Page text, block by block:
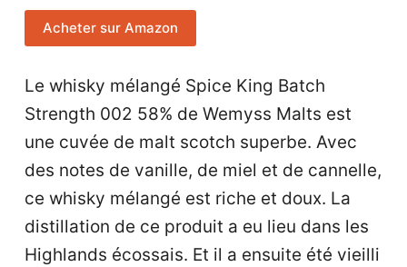
Acheter sur Amazon
Le whisky mélangé Spice King Batch
Strength 002 58% de Wemyss Malts est
une cuvée de malt scotch superbe. Avec
des notes de vanille, de miel et de cannelle,
ce whisky mélangé est riche et doux. La
distillation de ce produit a eu lieu dans les
Highlands écossais. Et il a ensuite été vieilli